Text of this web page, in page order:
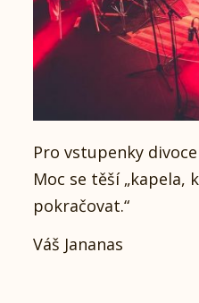
Pro vstupenky
Moc se těší „kapela,
pokračovat.“
Váš Jananas